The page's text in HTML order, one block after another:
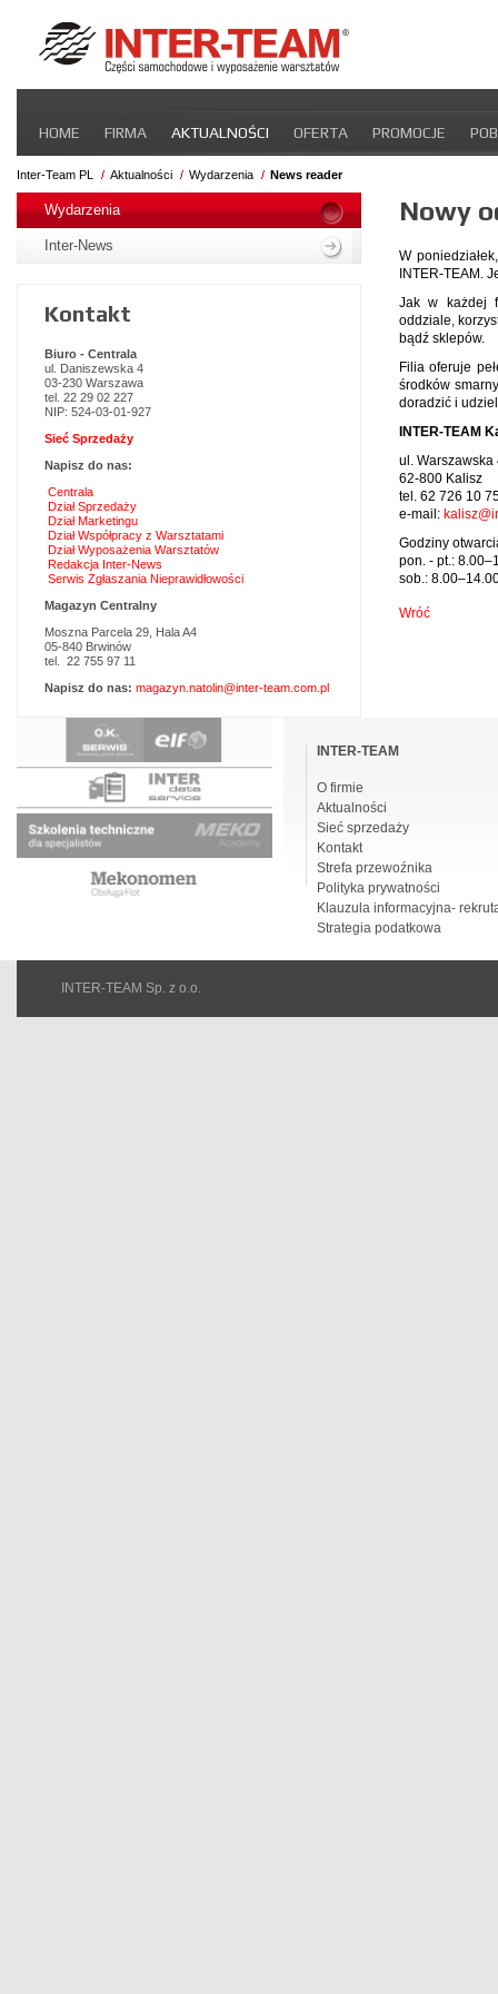
nawigacje
HOME FIRMA AKTUALNOŚCI OFERTA PROMOCJE
STREFA DLA PRZEWOŹNIKA CERTYFIKATY
Inter-Team PL Aktualności Wydarzenia News reader
Nowy
W
INTER-TEAM.
Jak w każdej
oddziale,
bądź sklepów.
Filia oferuje
środków
doradzić i
INTER-TEAM
ul. Warszawska
62-800 Kalisz
tel. 62 726 10
e-mail:
Godziny
pon. - pt.:
sob.:
Wróć
Pomiń
nawigacje
Wydarzenia
Inter-News
Kontakt
Biuro - Centrala
ul. Daniszewska 4
03-230 Warszawa
tel. 22 29 02 227
NIP: 524-03-01-927
Sieć Sprzedaży
Napisz do nas:
Centrala
Dział Sprzedaży
Dział Marketingu
Dział Współpracy z Warsztatami
Dział Wyposażenia Warsztatów
Redakcja Inter-News
Serwis Zgłaszania Nieprawidłowości
Magazyn Centralny
Moszna Parcela 29, Hala A4
05-840 Brwinów
tel. 22 755 97 11
Napisz do nas: magazyn.natolin@inter-team.com.pl
nawigacjeINTER-TEAM
O firmie
Aktualności
Sieć sprzedaży
Kontakt
Strefa przewoźnika
Polityka prywatności
Klauzula informacyjna-
Strategia podatkowa
INTER-TEAM Sp. z o.o.